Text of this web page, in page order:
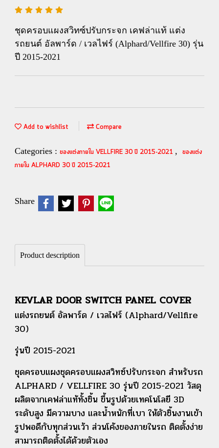
ชุดครอบแผงสวิทซ์ปรับกระจก เคฟล่าแท้ แต่ง
รถยนต์ อัลพาร์ด / เวลไฟร์ (Alphard/Vellfire 30) รุ่น
ปี 2015-2021
Add to wishlist Compare
Categories : ของแต่งภายใน VELLFIRE 30 ปี 2015-2021 , ของแต่ง
ภายใน ALPHARD 30 ปี 2015-2021
Share
Product description
KEVLAR DOOR SWITCH PANEL COVER
แต่งรถยนต์ อัลพาร์ด / เวลไฟร์ (Alphard/Vellfire
30)
รุ่นปี 2015-2021
ชุดครอบแผงชุดครอบแผงสวิทซ์ปรับกระจก สำหรับรถ
ALPHARD / VELLFIRE 30 รุ่นปี 2015-2021 วัสดุ
ผลิตจากเคฟล่าแท้ทั้งชิ้น ขึ้นรูปด้วยเทคโนโลยี 3D
ระดับสูง มีความบาง และน้ำหนักที่เบา ให้ตัวชิ้นงานเข้า
รูปพอดีกับทุกส่วนเว้า ส่วนโค้งของภายในรถ ติดตั้งง่าย
สามารถติดตั้งได้ด้วยตัวเอง